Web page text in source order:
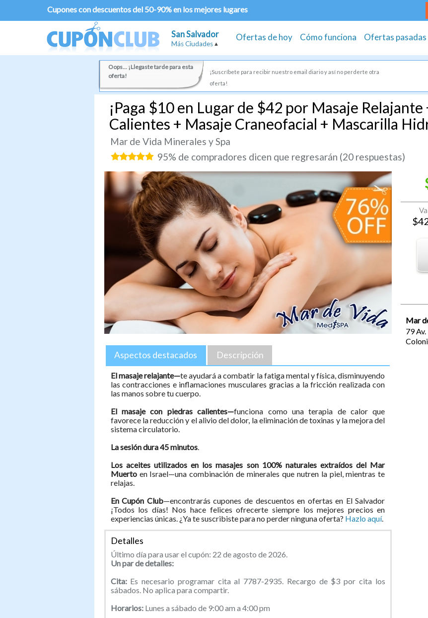
Cupones con descuentos del 50-90% en los mejores lugares
San Salvador
Más Ciudades
Ofertas de hoy Cómo funciona Ofertas pasadas
Oops... ¡Llegaste tarde para esta
oferta!
¡Suscríbete para recibir nuestro email diario y así no perderte otra
oferta!
¡Paga $10 en Lugar de $42 por Masaje
Calientes + Masaje Craneofacial + Mascarilla
Mar de Vida Minerales y Spa
95% de compradores dicen que regresarán (20 respuestas)
Aspectos destacados Descripción
El masaje relajante—te ayudará a combatir la fatiga mental y física, disminuyendo
las contracciones e inflamaciones musculares gracias a la fricción realizada con
las manos sobre tu cuerpo.
El masaje con piedras calientes—funciona como una terapia de calor que
favorece la reducción y el alivio del dolor, la eliminación de toxinas y la mejora del
sistema circulatorio.
La sesión dura 45 minutos.
Los aceites utilizados en los masajes son 100% naturales extraídos del Mar
Muertoen Israel—una combinación de minerales que nutren la piel, mientras te
relajas.
En Cupón Club—encontrarás cupones de descuentos en ofertas en El Salvador
¡Todos los días! Nos hace felices ofrecerte siempre los mejores precios en
experiencias únicas. ¿Ya te suscribiste para no perder ninguna oferta? Hazlo aquí.
Detalles
Último día para usar el cupón: 22 de agosto de 2026.
Un par de detalles:
Cita: Es necesario programar cita al 7787-2935. Recargo de $3 por cita los
sábados. No aplica para compartir.
Horarios: Lunes a sábado de 9:00 am a 4:00 pm
$
Mar
79